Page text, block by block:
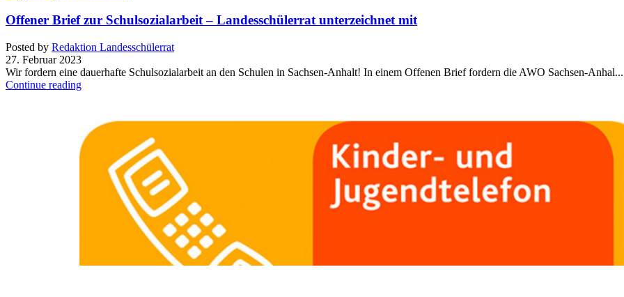
Offener Brief zur Schulsozialarbeit – Landesschülerrat unterzeichnet mit
Posted by Redaktion Landesschülerrat
27. Februar 2023
Wir fordern eine dauerhafte Schulsozialarbeit an den Schulen in Sachsen-Anhalt! In einem Offenen Brief fordern die AWO Sachsen-Anhal...
Continue reading